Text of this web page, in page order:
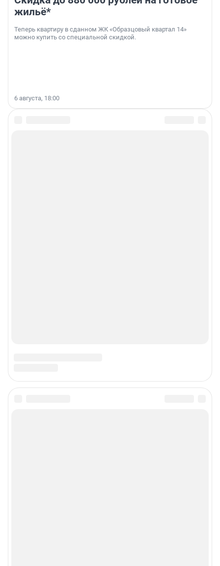
жильё*
Теперь квартиру в сданном ЖК «Образцовый квартал 14»
можно купить со специальной скидкой.
6 августа, 18:00